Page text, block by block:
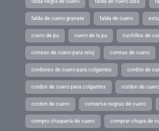
falda negra de cuero falda de cuero zara
falda de cuero granate falda de cuero
cuero de pu cuero de la pu cuchillos de
correas de cuero para reloj correas de cuero
cordones de cuero para colgantes cordon de
cordon de cuero para colgantes cordon de
cordon de cuero converse negras de cuero
compro chaqueta de cuero comprar chupa de